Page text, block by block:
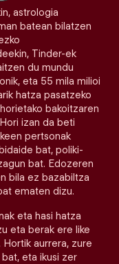
astrologia
batean bilatzen
Tinder-ek
du mundu
eta 55 mila milioi
hatza pasatzeko
bakoitzaren
izan da beti
pertsonak
bat, poliki-
bat. Edozeren
bila ez bazabiltza
ematen dizu.
eta hasi hatza
eta berak ere like
aurrera, zure
eta ikusi zer